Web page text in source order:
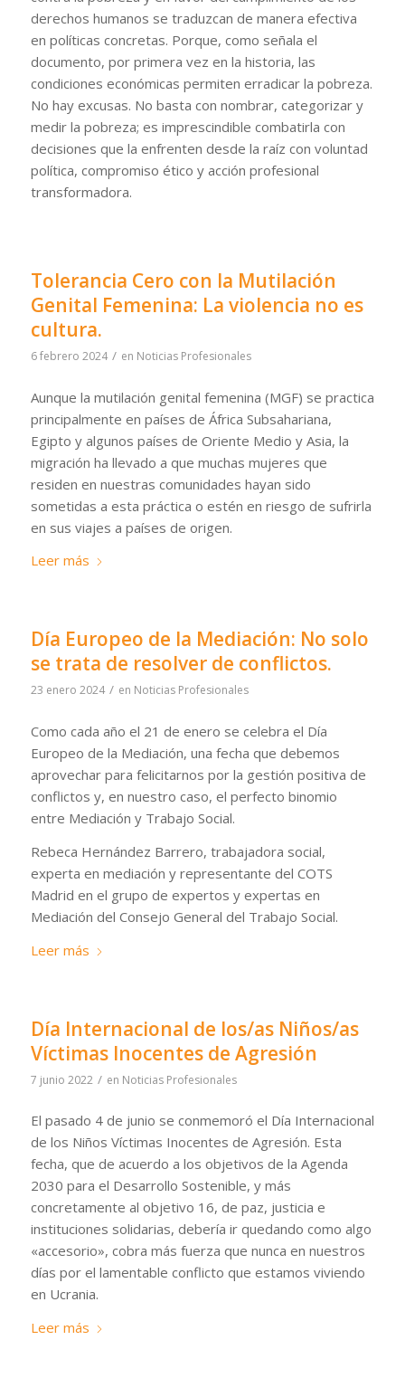
derechos humanos se traduzcan de manera efectiva
en políticas concretas. Porque, como señala el
documento, por primera vez en la historia, las
condiciones económicas permiten erradicar la pobreza.
No hay excusas. No basta con nombrar, categorizar y
medir la pobreza; es imprescindible combatirla con
decisiones que la enfrenten desde la raíz con voluntad
política, compromiso ético y acción profesional
transformadora.
Tolerancia Cero con la Mutilación
Genital Femenina: La violencia no es
cultura.
6 febrero 2024 / en Noticias Profesionales
Aunque la mutilación genital femenina (MGF) se practica
principalmente en países de África Subsahariana,
Egipto y algunos países de Oriente Medio y Asia, la
migración ha llevado a que muchas mujeres que
residen en nuestras comunidades hayan sido
sometidas a esta práctica o estén en riesgo de sufrirla
en sus viajes a países de origen.
Leer más
Día Europeo de la Mediación: No solo
se trata de resolver de conflictos.
23 enero 2024 / en Noticias Profesionales
Como cada año el 21 de enero se celebra el Día
Europeo de la Mediación, una fecha que debemos
aprovechar para felicitarnos por la gestión positiva de
conflictos y, en nuestro caso, el perfecto binomio
entre Mediación y Trabajo Social.
Rebeca Hernández Barrero, trabajadora social,
experta en mediación y representante del COTS
Madrid en el grupo de expertos y expertas en
Mediación del Consejo General del Trabajo Social.
Leer más
Día Internacional de los/as Niños/as
Víctimas Inocentes de Agresión
7 junio 2022 / en Noticias Profesionales
El pasado 4 de junio se conmemoró el Día Internacional
de los Niños Víctimas Inocentes de Agresión. Esta
fecha, que de acuerdo a los objetivos de la Agenda
2030 para el Desarrollo Sostenible, y más
concretamente al objetivo 16, de paz, justicia e
instituciones solidarias, debería ir quedando como algo
«accesorio», cobra más fuerza que nunca en nuestros
días por el lamentable conflicto que estamos viviendo
en Ucrania.
Leer más